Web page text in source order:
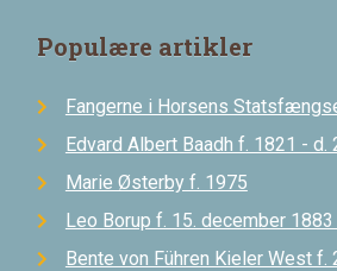
Populære artikler
Fangerne i Horsens
Edvard Albert Baadh f. 1821 - d.
Marie Østerby f. 1975
Leo Borup f. 15. december 1883
Bente von Führen Kieler West f.